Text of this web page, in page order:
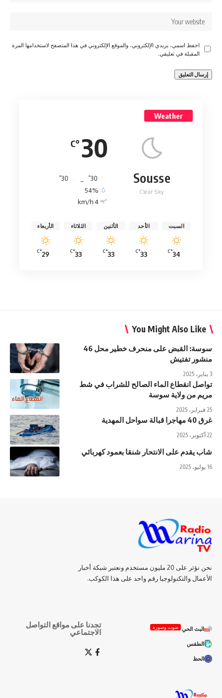
احفظ اسمي، بريدي الإلكتروني، والموقع الإلكتروني في هذا المتصفح لاستخدامها المرة
المقبلة في تعليقي.
Weather
30
°C
Sousse
Clear Sky
30
°
30
°
54%
4 km/h
السبت
34
°C
الأحد
33
°C
الأثنين
33
°C
الثلاثاء
33
°C
الأربعاء
29
°C
You Might Also Like
سوسة: القبض على منحرف خطير محل 46
منشور تفتيش
3 يناير، 2025
تواصل انقطاع الماء الصالح للشراب في شط
مريم من ولاية سوسة
25 فبراير، 2025
غرق 40 مهاجرا قبالة سواحل المهدية
22 أكتوبر، 2025
شاب يقدم على الانتحار شنقا بعمود كهربائي
16 يوليو، 2025
نحن نؤثر على 20 مليون مستخدم ونعتبر شبكة أخبار
الأعمال والتكنولوجيا رقم واحد على هذا الكوكب.
البث الحي صوت وصورة
الطقس
الحظ
تجدنا على مواقع التواصل
الاجتماعي